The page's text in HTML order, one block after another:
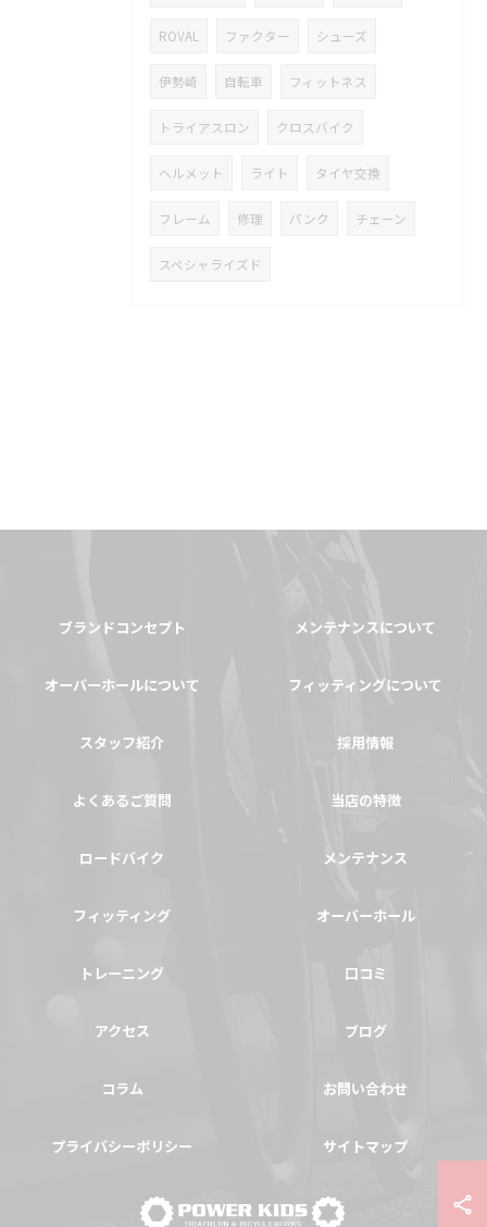
ROVAL ファクター シューズ
伊勢崎 自転車 フィットネス
トライアスロン クロスバイク
ヘルメット ライト タイヤ交換
フレーム 修理 パンク チェーン
スペシャライズド
ブランドコンセプト メンテナンスについて
オーバーホールについて フィッティングについて
スタッフ紹介 採用情報
よくあるご質問 当店の特徴
ロードバイク メンテナンス
フィッティング オーバーホール
トレーニング 口コミ
アクセス ブログ
コラム お問い合わせ
プライバシーポリシー サイトマップ